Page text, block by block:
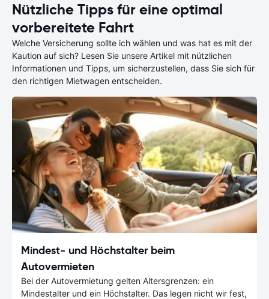
Nützliche Tipps für eine optimal
vorbereitete Fahrt
Welche Versicherung sollte ich wählen und was hat es mit der
Kaution auf sich? Lesen Sie unsere Artikel mit nützlichen
Informationen und Tipps, um sicherzustellen, dass Sie sich für
den richtigen Mietwagen entscheiden.
Mindest- und Höchstalter beim
Autovermieten
Bei der Autovermietung gelten Altersgrenzen: ein
Mindestalter und ein Höchstalter. Das legen nicht wir fest,